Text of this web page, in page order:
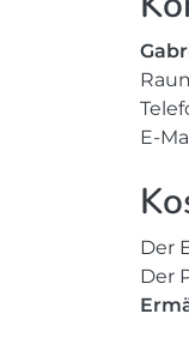
E-
Der
Der